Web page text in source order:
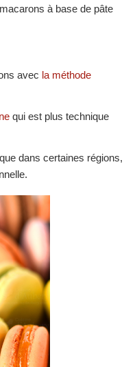
à base de pâte
avec la méthode
qui est plus technique
dans certaines régions,